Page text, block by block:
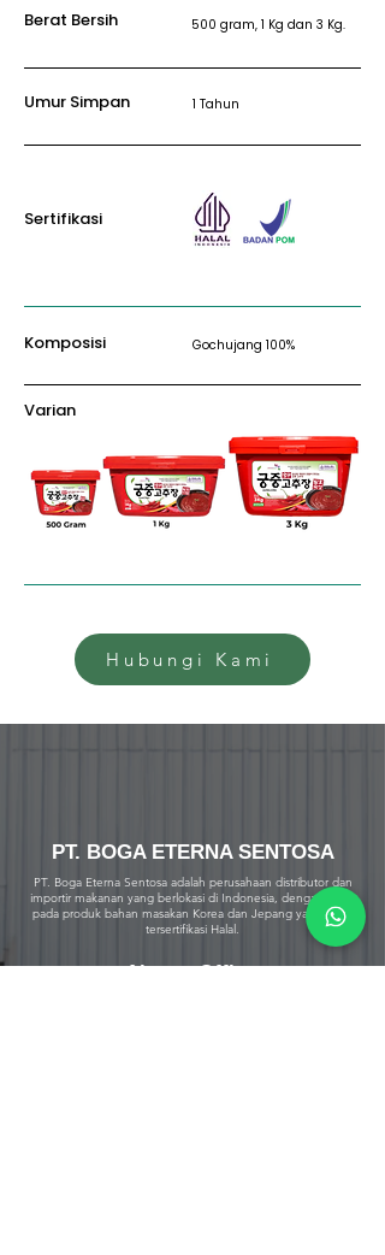
Berat Bersih 500 gram, 1 Kg dan 3 Kg.
Umur Simpan 1 Tahun
Sertifikasi
Komposisi Gochujang 100%
Varian
Hubungi Kami
PT. BOGA ETERNA SENTOSA
PT. Boga Eterna Sentosa adalah perusahaan distributor dan
importir makanan yang berlokasi di Indonesia, dengan fokus
pada produk bahan masakan Korea dan Jepang yang telah
tersertifikasi Halal.
Alamat Office